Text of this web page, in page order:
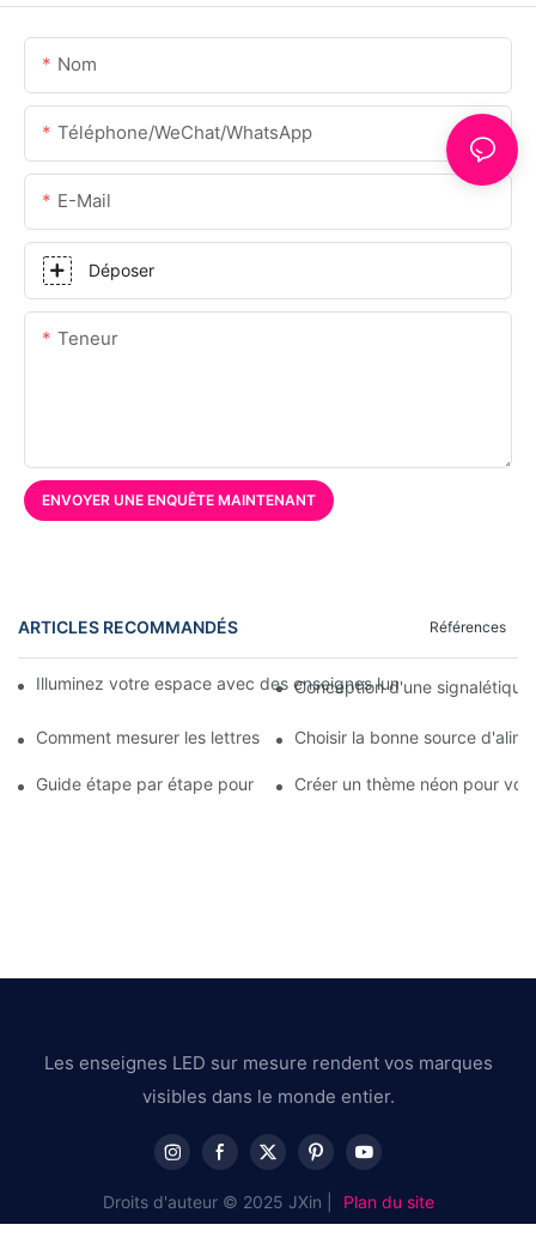
Nom
Téléphone/WeChat/WhatsApp
E-Mail
Déposer
Teneur
ENVOYER UNE ENQUÊTE MAINTENANT
ARTICLES RECOMMANDÉS Références
Illuminez votre espace avec des enseignes lumineuses
Conception d'une
Comment mesurer les lettres et enseignes lumineuses LED en
Choisir la bonne source
Guide étape par étape pour personnaliser vos enseignes
Créer un thème néon pour
Les enseignes LED sur mesure rendent vos marques
visibles dans le monde entier.
Droits d'auteur © 2025 JXin | Plan du site